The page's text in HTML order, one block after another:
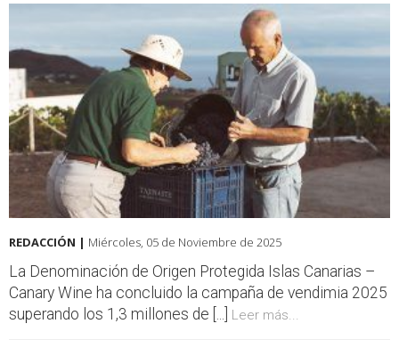
REDACCIÓN | Miércoles, 05 de Noviembre de 2025
La Denominación de Origen Protegida Islas Canarias –
Canary Wine ha concluido la campaña de vendimia 2025
superando los 1,3 millones de [...]
Leer más...